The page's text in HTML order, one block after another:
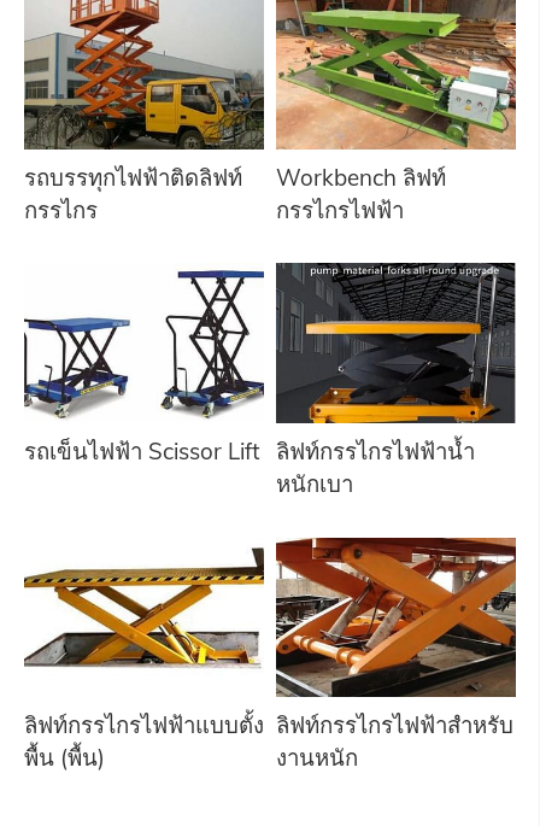
รถบรรทุกไฟฟ้าติดลิฟท์
กรรไกร
Workbench ลิฟท์
กรรไกรไฟฟ้า
รถเข็นไฟฟ้า Scissor Lift ลิฟท์กรรไกรไฟฟ้าน้ำ
หนักเบา
ลิฟท์กรรไกรไฟฟ้าแบบตั้ง
พื้น (พื้น)
ลิฟท์กรรไกรไฟฟ้าสำหรับ
งานหนัก